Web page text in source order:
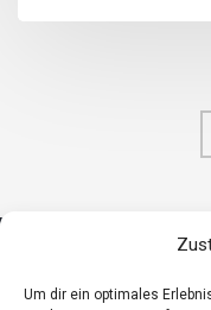
Um dir ein optimales